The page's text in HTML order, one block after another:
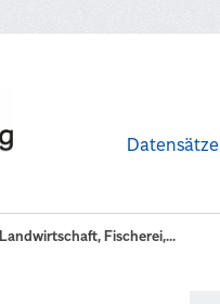
Datensätze
Landwirtschaft, Fischerei,...